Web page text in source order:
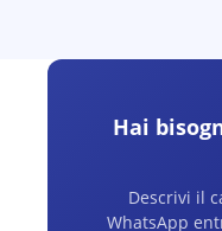
Hai
Descrivi il
WhatsApp